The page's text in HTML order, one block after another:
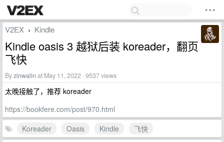
V2EX › Kindle
Kindle oasis 3 越狱后装 koreader，翻页
飞快
Byzinwalin at May 11, 2022 · 9537 views
太晚接触了，推荐 koreader
https://bookfere.com/post/970.html
Koreader
Oasis Kindle
飞快